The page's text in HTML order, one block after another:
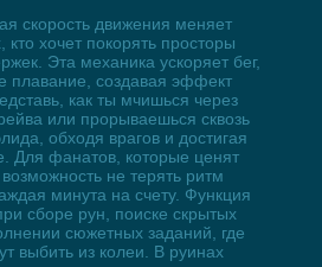
скорость движения меняет
кто хочет покорять просторы
Эта механика ускоряет бег,
плавание, создавая эффект
как ты мчишься через
или прорываешься сквозь
обходя врагов и достигая
Для фанатов, которые ценят
возможность не терять ритм
минута на счету. Функция
сборе рун, поиске скрытых
сюжетных заданий, где
выбить из колеи. В руинах